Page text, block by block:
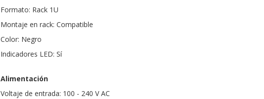
Formato: Rack 1U
Montaje en rack: Compatible
Color: Negro
Indicadores LED: Sí
Alimentación
Voltaje de entrada: 100 - 240 V AC